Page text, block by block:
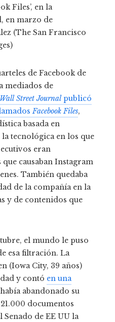
Files’, en la
en marzo de
(The San Francisco
de Facebook de
mediados de
Street Journalpublicó
Facebook Files,
basada en
tecnológica en los que
eran
causaban Instagram
También quedaba
de la compañía en la
y de contenidos que
el mundo le puso
esa filtración. La
(Iowa City, 39 años)
y contó en una
abandonado su
documentos
de EE UU la